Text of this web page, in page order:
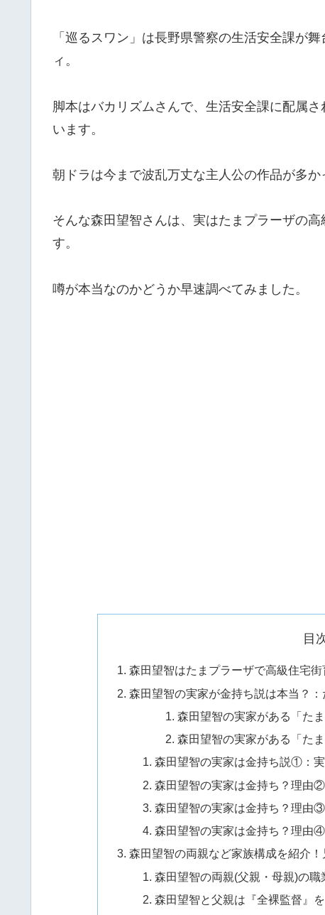
「巡るスワン」は長野県警察の生活安全課が
ィ。
脚本はバカリズムさんで、生活安全課に配属
います。
朝ドラは今まで波乱万丈な主人公の作品が多
そんな森田望智さんは、実はたまプラーザの
す。
噂が本当なのかどうか早速調べてみました。
目
森田望智はたまプラーザで高級住宅街
森田望智の実家が金持ち説は本当？
森田望智の実家がある「た
森田望智の実家がある「た
森田望智の実家は金持ち説①：
森田望智の実家は金持ち？理由
森田望智の実家は金持ち？理由
森田望智の実家は金持ち？理由
森田望智の両親など家族構成を紹介！
森田望智の両親(父親・母親)の職
森田望智と父親は『全裸監督』